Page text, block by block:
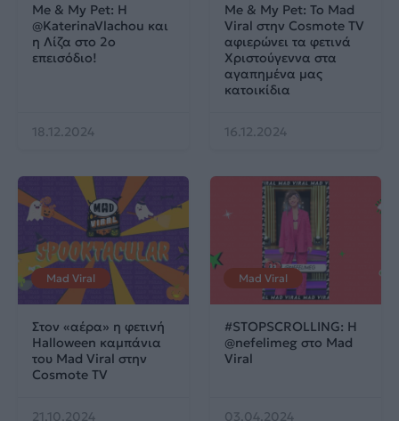
Me & My Pet: Η
‪@KaterinaVlachou‬ και
η Λίζα στο 2ο
επεισόδιο!
18.12.2024
Me & My Pet: Το Mad
Viral στην Cosmote TV
αφιερώνει τα φετινά
Χριστούγεννα στα
αγαπημένα μας
κατοικίδια
16.12.2024
Mad Viral
Στον «αέρα» η φετινή
Halloween καμπάνια
του Mad Viral στην
Cosmote TV
21.10.2024
Mad Viral
#STOPSCROLLING: Η
@nefelimeg στο Mad
Viral
03.04.2024